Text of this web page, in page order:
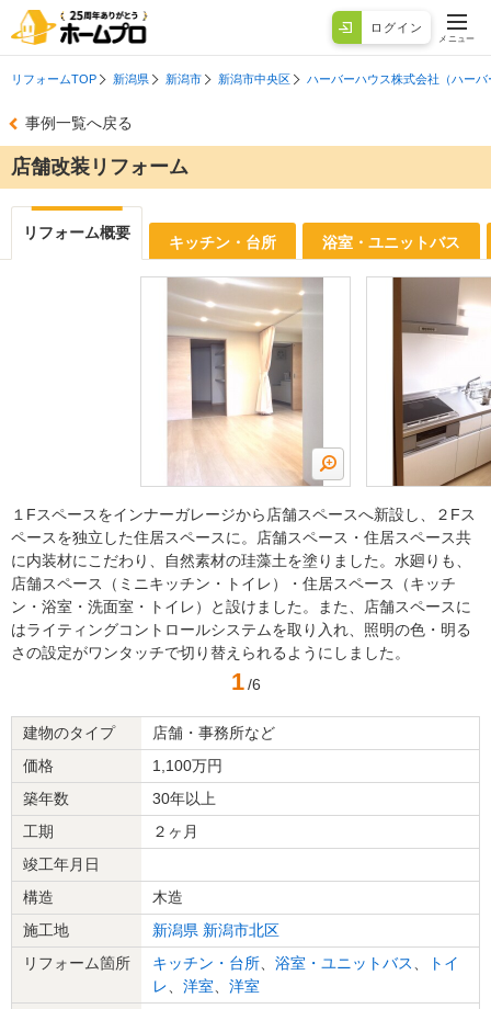
ログイン
メニュー
リフォームTOP 新潟県 新潟市 新潟市中央区 ハーバーハウス株式会社（ハー
事例一覧へ戻る
店舗改装リフォーム
リフォーム概要
キッチン・台所 浴室・ユニットバス
１Fスペースをインナーガレージから店舗スペースへ新設し、２Fス
ペースを独立した住居スペースに。店舗スペース・住居スペース共
に内装材にこだわり、自然素材の珪藻土を塗りました。水廻りも、
店舗スペース（ミニキッチン・トイレ）・住居スペース（キッチ
ン・浴室・洗面室・トイレ）と設けました。また、店舗スペースに
はライティングコントロールシステムを取り入れ、照明の色・明る
さの設定がワンタッチで切り替えられるようにしました。
1 /6
建物のタイプ
店舗・事務所など
価格
1,100万円
築年数
30年以上
工期
２ヶ月
竣工年月日
構造
木造
施工地
新潟県 新潟市北区
リフォーム箇所
キッチン・台所 浴室・ユニットバス
トイ
レ
洋室
洋室